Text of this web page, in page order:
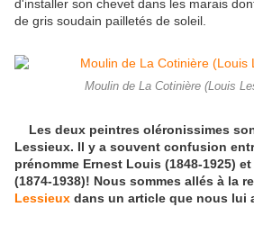
d'installer son chevet dans les marais
de gris soudain pailletés de soleil.
Moulin de La Cotinière (Louis
Les deux peintres oléronissimes
Lessieux. Il y a souvent confusion
prénomme Ernest Louis (1848-1925)
(1874-1938)! Nous sommes allés à la
Lessieux dans un article que nous lui